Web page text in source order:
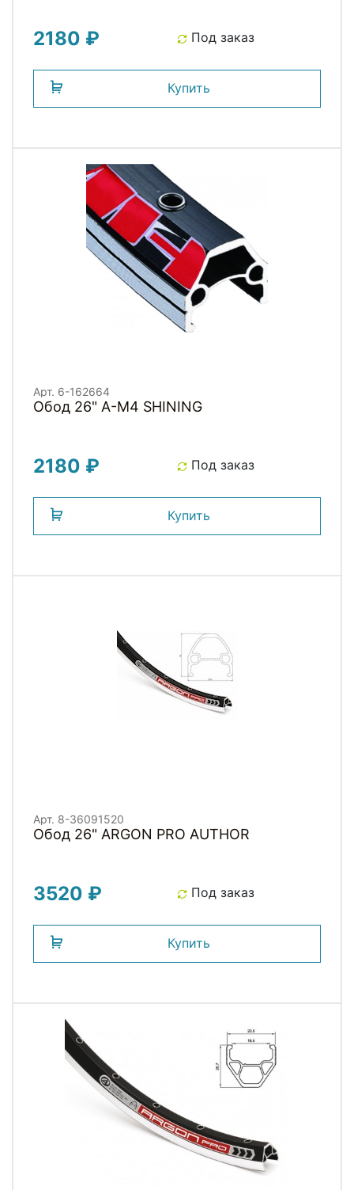
2180 ₽ Под заказ
Купить
Арт. 6-162664
Обод 26" A-M4 SHINING
2180 ₽ Под заказ
Купить
Арт. 8-36091520
Обод 26" ARGON PRO AUTHOR
3520 ₽ Под заказ
Купить